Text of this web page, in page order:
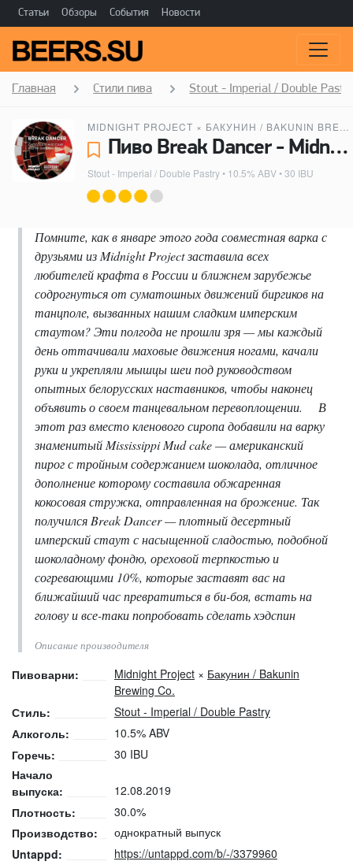
Статьи Обзоры События Новости
Главная Стили пива Stout - Imperial / Double
MIDNIGHT PROJECT × БАКУНИН / BAKUNIN BREWING CO.
Пиво Break Dancer - Midnight Project, Бакунин / Bakunin Brewing Co.
Stout - Imperial / Double Pastry• 10.5% ABV • 30 IBU
Помните, как в январе этого года совместная варка с
друзьями из Midnight Project заставила всех
любителей крафта в России и ближнем зарубежье
содрогнуться от суматошных движений биргиков на
танцполе, вызванных нашим сладким имперским
стаутом? Эти полгода не прошли зря — мы каждый
день оттачивали маховые движения ногами, качали
руки и укрепляли мышцы шеи под руководством
опытных белорусских наставников, чтобы наконец
объявить о своем танцевальном перевоплощении. ⠀ В
этот раз вместо кленового сиропа добавили на варку
знаменитый Mississippi Mud cake — американский
пирог с тройным содержанием шоколада, отличное
дополнение которому составила обжаренная
кокосовая стружка, отправленная на брожение. Так
получился Break Dancer — плотный десертный
имперский стаут с насыщенной сладостью, подобной
шоколадному фондю, ореховой терпкостью и
согревающими 10%, которые заставят вас на
ближайший час превратиться в би-боя, встать на
голову и все-таки попробовать сделать хэдспин
Описание производителя
Пивоварни: Midnight Project × Бакунин / Bakunin
Brewing Co.
Стиль:
Stout - Imperial / Double Pastry
Алкоголь:
10.5% ABV
Горечь:
30 IBU
Начало
выпуска:
12.08.2019
Плотность:
30.0%
Производство:
однократный выпуск
Untappd:
https://untappd.com/b/-/3379960